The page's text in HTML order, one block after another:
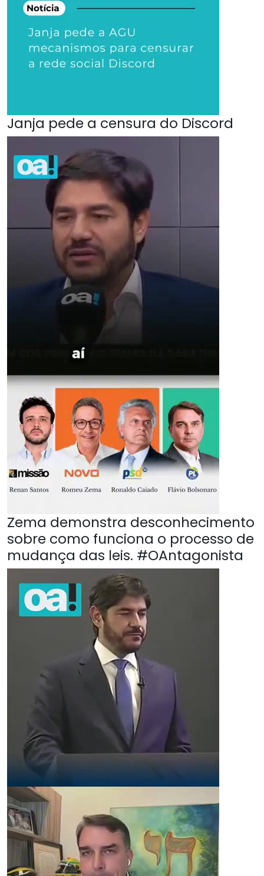
Janja pede a censura do Discord
Zema demonstra desconhecimento
sobre como funciona o processo de
mudança das leis. #OAntagonista